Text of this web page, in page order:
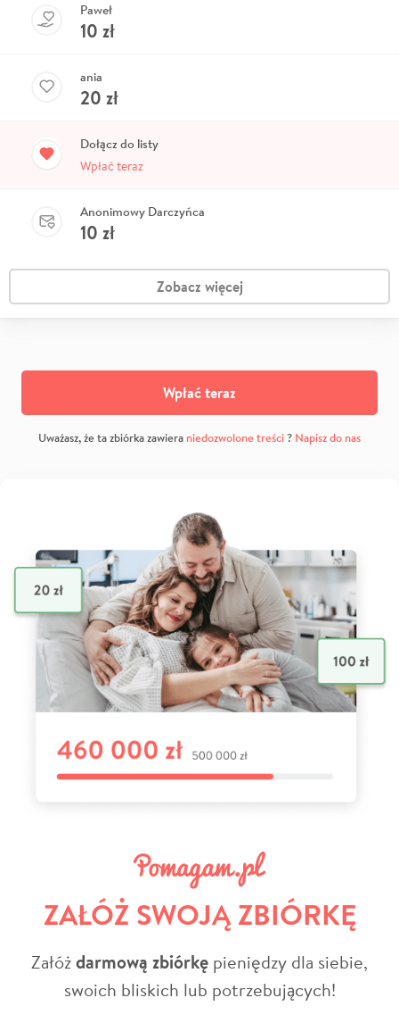
Paweł
10 zł
ania
20 zł
Dołącz do listy
Wpłać teraz
Anonimowy Darczyńca
10 zł
Zobacz więcej
Wpłać teraz
Uważasz, że ta zbiórka zawiera niedozwolone treści? Napisz do nas
ZAŁÓŻ SWOJĄ ZBIÓRKĘ
Załóżdarmową zbiórkę pieniędzy dla siebie,
swoich bliskich lub potrzebujących!